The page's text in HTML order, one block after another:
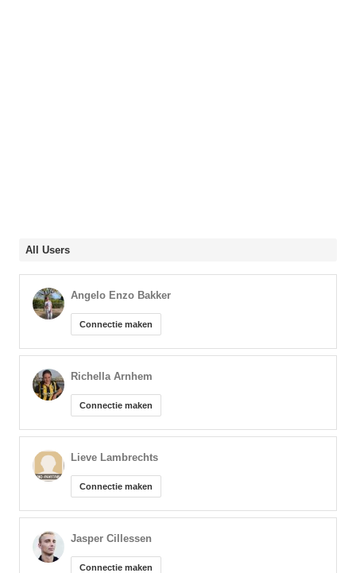
All Users
Angelo Enzo Bakker
Connectie maken
Richella Arnhem
Connectie maken
Lieve Lambrechts
Connectie maken
Jasper Cillessen
Connectie maken